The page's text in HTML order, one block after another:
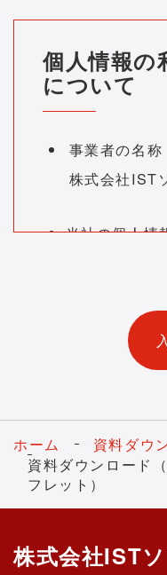
個人情報の
について
事業者の名称
株式会社IST
当社の個人情
個人情報の利
お預かりし
にお答えす
お預かりする
本手続きでは
社名/所属団体
ホーム
資料ダウ
資料ダウンロード
フレット）
株式会社IST